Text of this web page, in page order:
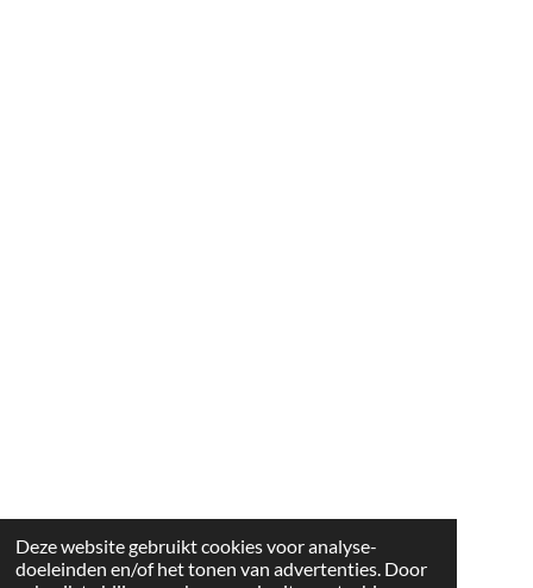
Deze website gebruikt cookies voor analyse-
doeleinden en/of het tonen van advertenties. Door